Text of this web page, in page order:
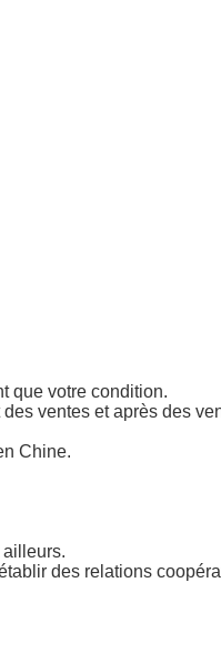
que votre condition.
ventes et après des
Chine.
des relations